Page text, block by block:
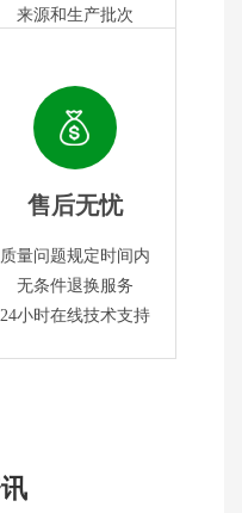
来源和生产批次
售后无忧
质量问题规定时间内
无条件退换服务
24小时在线技术支持